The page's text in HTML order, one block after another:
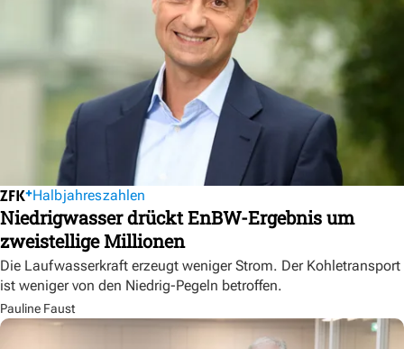
Halbjahreszahlen
Niedrigwasser drückt EnBW-Ergebnis um
zweistellige Millionen
Die Laufwasserkraft erzeugt weniger Strom. Der Kohletransport
ist weniger von den Niedrig-Pegeln betroffen.
Pauline Faust